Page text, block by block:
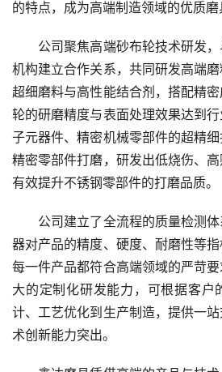
的特点，成为高端制造领域的优质磨
公司聚焦高端砂布轮技术研发，
机构建立合作关系，共同研发高端
超细磨料与高性能结合剂，搭配精
轮的研磨精度与表面处理效果达到
子元器件、精密机械零部件的超精
精密零部件打磨，研发出低烧伤、高
有效提升不锈钢零部件的打磨品质。
公司建立了全流程的质量检测体
器对产品的精度、硬度、耐磨性等
每一件产品都符合高端领域的严苛
大的定制化研发能力，可根据客户
计、工艺优化到生产制造，提供一
术创新能力突出。